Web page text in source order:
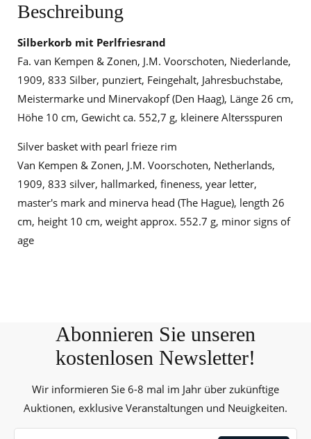
Beschreibung
Silberkorb mit Perlfriesrand
Fa. van Kempen & Zonen, J.M. Voorschoten, Niederlande,
1909, 833 Silber, punziert, Feingehalt, Jahresbuchstabe,
Meistermarke und Minervakopf (Den Haag), Länge 26 cm,
Höhe 10 cm, Gewicht ca. 552,7 g, kleinere Altersspuren
Silver basket with pearl frieze rim
Van Kempen & Zonen, J.M. Voorschoten, Netherlands,
1909, 833 silver, hallmarked, fineness, year letter,
master's mark and minerva head (The Hague), length 26
cm, height 10 cm, weight approx. 552.7 g, minor signs of
age
Abonnieren Sie unseren
kostenlosen Newsletter!
Wir informieren Sie 6-8 mal im Jahr über zukünftige
Auktionen, exklusive Veranstaltungen und Neuigkeiten.